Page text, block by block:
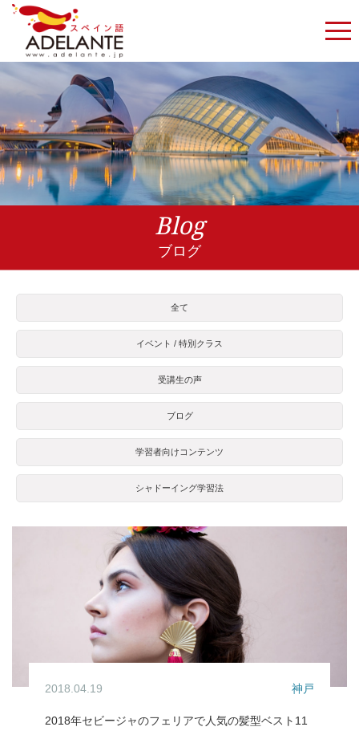
Blog
ブログ
全て
イベント / 特別クラス
受講生の声
ブログ
学習者向けコンテンツ
シャドーイング学習法
2018.04.19 神戸
2018年セビージャのフェリアで人気の髪型ベスト11